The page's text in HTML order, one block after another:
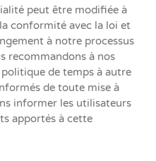
peut être modifiée à
conformité avec la loi et
à notre processus
recommandons à nos
de temps à autre
de toute mise à
informer les utilisateurs
apportés à cette